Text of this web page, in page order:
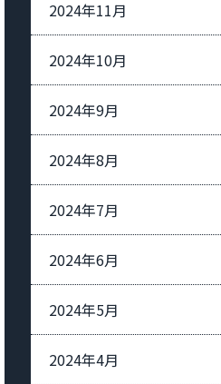
2024年11月
2024年10月
2024年9月
2024年8月
2024年7月
2024年6月
2024年5月
2024年4月